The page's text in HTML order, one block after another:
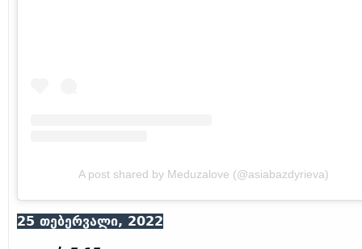
A post shared by Meduzalove (@asiabazdyrieva)
25 თებერვალი, 2022